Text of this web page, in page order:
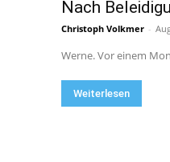
Nach
Christoph Volkmer -
Werne. Vor einem
Weiterlesen